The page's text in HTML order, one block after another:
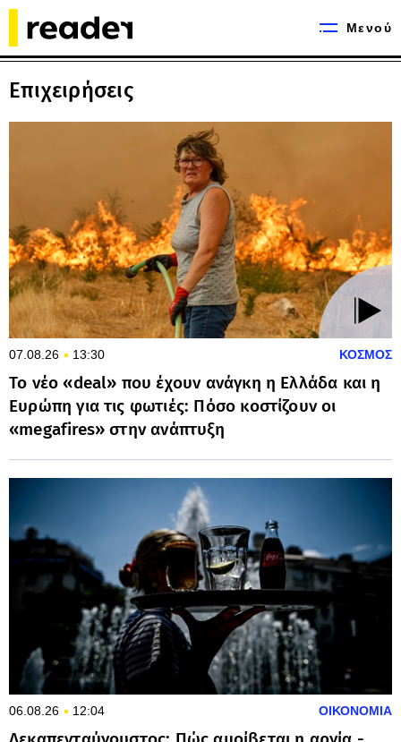
Μενού
Επιχειρήσεις
07.08.26 13:30 ΚΟΣΜΟΣ
Το νέο «deal» που έχουν ανάγκη η Ελλάδα και η
Ευρώπη για τις φωτιές: Πόσο κοστίζουν οι
«megafires» στην ανάπτυξη
06.08.26 12:04 ΟΙΚΟΝΟΜΙΑ